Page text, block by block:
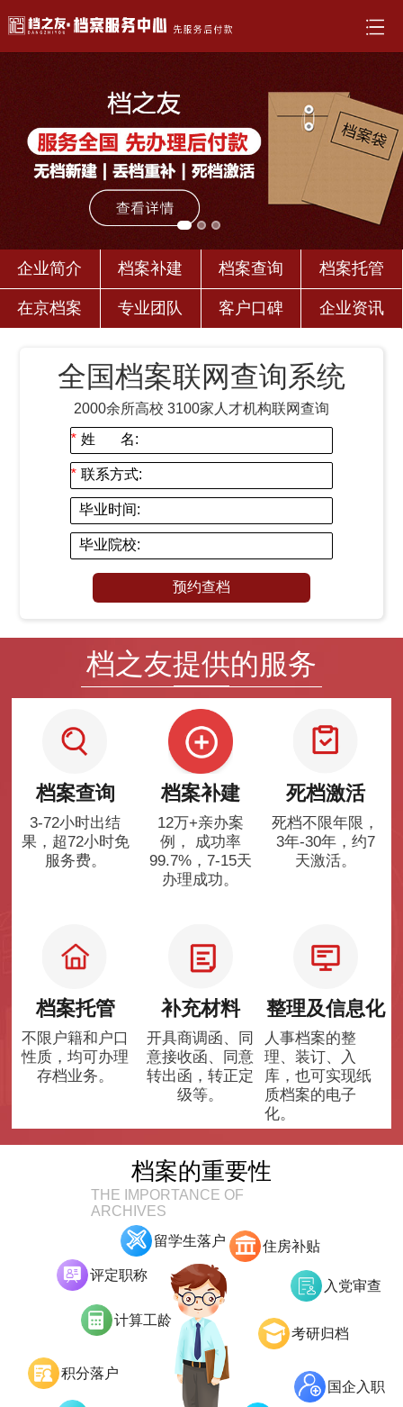
企业简介 档案补建 档案查询 档案托管
在京档案 专业团队 客户口碑 企业资讯
全国档案联网查询系统
2000余所高校 3100家人才机构联网查询
* 姓 名:
* 联系方式:
毕业时间:
毕业院校:
预约查档
档之友提供的服务
档案查询
3-72小时出结
果，超72小时免
服务费。
档案补建
12万+亲办案
例， 成功率
99.7%，7-15天
办理成功。
死档激活
死档不限年限，
3年-30年，约7
天激活。
档案托管
不限户籍和户口
性质，均可办理
存档业务。
补充材料
开具商调函、同
意接收函、同意
转出函，转正定
级等。
整理及信息化
人事档案的整
理、装订、入
库，也可实现纸
质档案的电子
化。
档案的重要性
THE IMPORTANCE OF
ARCHIVES
留学生落户
评定职称
计算工龄
积分落户
住房补贴
入党审查
考研归档
国企入职